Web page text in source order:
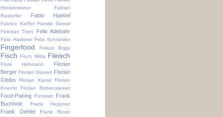
Höckenreiner
Fabian
Rastorfer
Fabio Haebel
Fabrice Kieffer Familie Geisel
Felicitas Then
Felix Adebahr
Felix Haiderer Felix Schneider
Fingerfood Finkus Bripp
Fisch Fisch Witte Fleisch
Flora Hohmann
Florian
Berger Florian Glauert Florian
Gleibs
Florian Karrer
Florian
Knecht
Florian Rottensteiner
Food-Pairing Forstwirt Frank
Buchholz
Frank Heppner
Frank Oehler Frank Rosin